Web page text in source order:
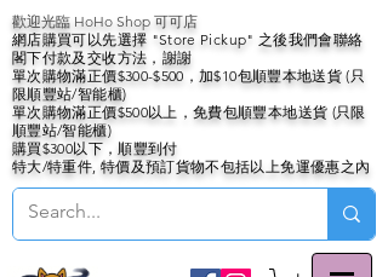
歡迎光臨 HoHo Shop 可可店
網店購買可以先選擇 "Store Pickup" 之後我們會聯絡
閣下付款及交收方法，謝謝
單次購物滿正價$300-$500，加$10包順豐本地送貨 (只
限順豐站/智能櫃)
單次購物滿正價$500以上，免費包順豐本地送貨 (只限
順豐站/智能櫃)
購買$300以下，順豐到付
特大/特重件, 特價及預訂貨物不包括以上免運優惠之內